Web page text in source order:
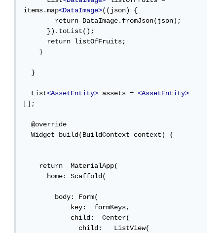
items.map<DataImage>((json) {
        return DataImage.fromJson(json);
      }).toList();
      return listOfFruits;
    }
  }
  List
<AssetEntity> assets = <AssetEntity>
[];
  @override
  Widget build(BuildContext context) {
    return  MaterialApp(
      home: Scaffold(
        body: Form(
            key: _formKeys,
            child:  Center(
              child:   ListView(